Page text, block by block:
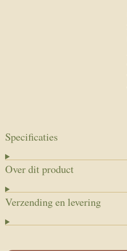
Specificaties
Over dit product
Verzending en levering